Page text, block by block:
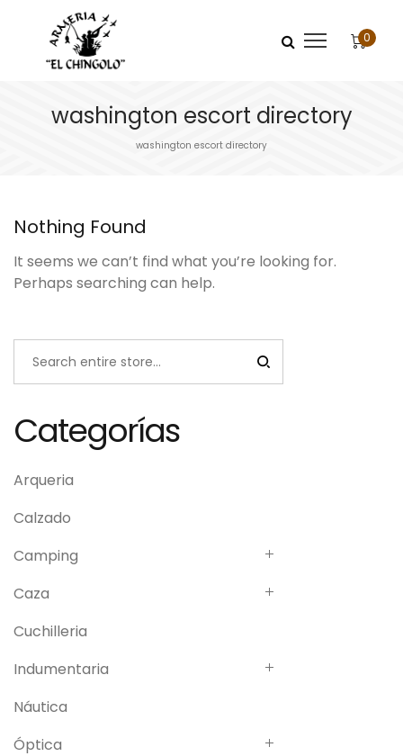
0
washington escort directory
washington escort directory
Nothing Found
It seems we can’t find what you’re looking for.
Perhaps searching can help.
Categorías
Arqueria
Calzado
Camping
Caza
Cuchilleria
Indumentaria
Náutica
Óptica